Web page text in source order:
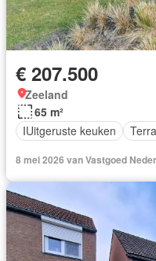
€ 207.500
Zeeland
65 m²
IUitgeruste keuken
8 mei 2026 van Vastgoed